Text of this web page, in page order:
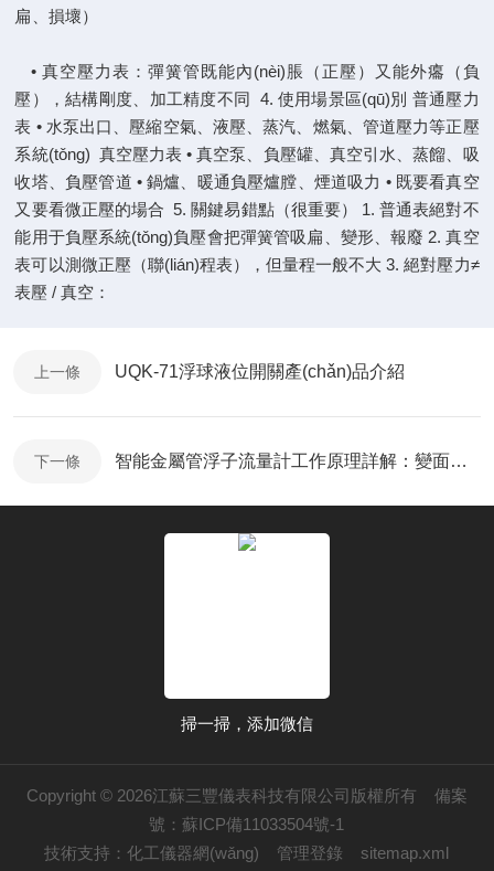
扁、損壞）
• 真空壓力表：彈簧管既能內(nèi)脹（正壓）又能外癟（負
壓），結構剛度、加工精度不同 4. 使用場景區(qū)別 普通壓力
表 • 水泵出口、壓縮空氣、液壓、蒸汽、燃氣、管道壓力等正壓
系統(tǒng) 真空壓力表 • 真空泵、負壓罐、真空引水、蒸餾、吸
收塔、負壓管道 • 鍋爐、暖通負壓爐膛、煙道吸力 • 既要看真空
又要看微正壓的場合 5. 關鍵易錯點（很重要） 1. 普通表絕對不
能用于負壓系統(tǒng)負壓會把彈簧管吸扁、變形、報廢 2. 真空
表可以測微正壓（聯(lián)程表），但量程一般不大 3. 絕對壓力≠
表壓 / 真空：
上一條 UQK-71浮球液位開關產(chǎn)品介紹
下一條 智能金屬管浮子流量計工作原理詳解：變面積式流量測量核心技術解析
掃一掃，添加微信
Copyright © 2026江蘇三豐儀表科技有限公司版權所有 備案
號：蘇ICP備11033504號-1
技術支持：化工儀器網(wǎng) 管理登錄 sitemap.xml